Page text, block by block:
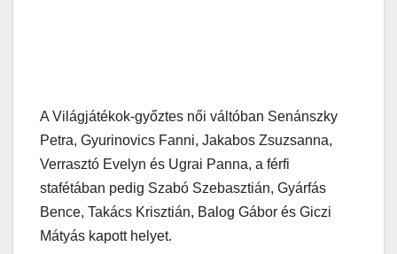
A Világjátékok-győztes női váltóban Senánszky
Petra, Gyurinovics Fanni, Jakabos Zsuzsanna,
Verrasztó Evelyn és Ugrai Panna, a férfi
stafétában pedig Szabó Szebasztián, Gyárfás
Bence, Takács Krisztián, Balog Gábor és Giczi
Mátyás kapott helyet.